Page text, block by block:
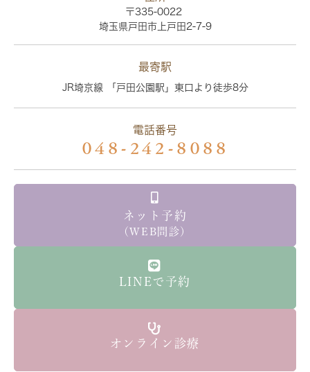
〒335-0022
埼玉県戸田市上戸田2-7-9
最寄駅
JR埼京線 「戸田公園駅」東口より徒歩8分
電話番号
048-242-8088
ネット予約
（WEB問診）
LINEで予約
オンライン診療